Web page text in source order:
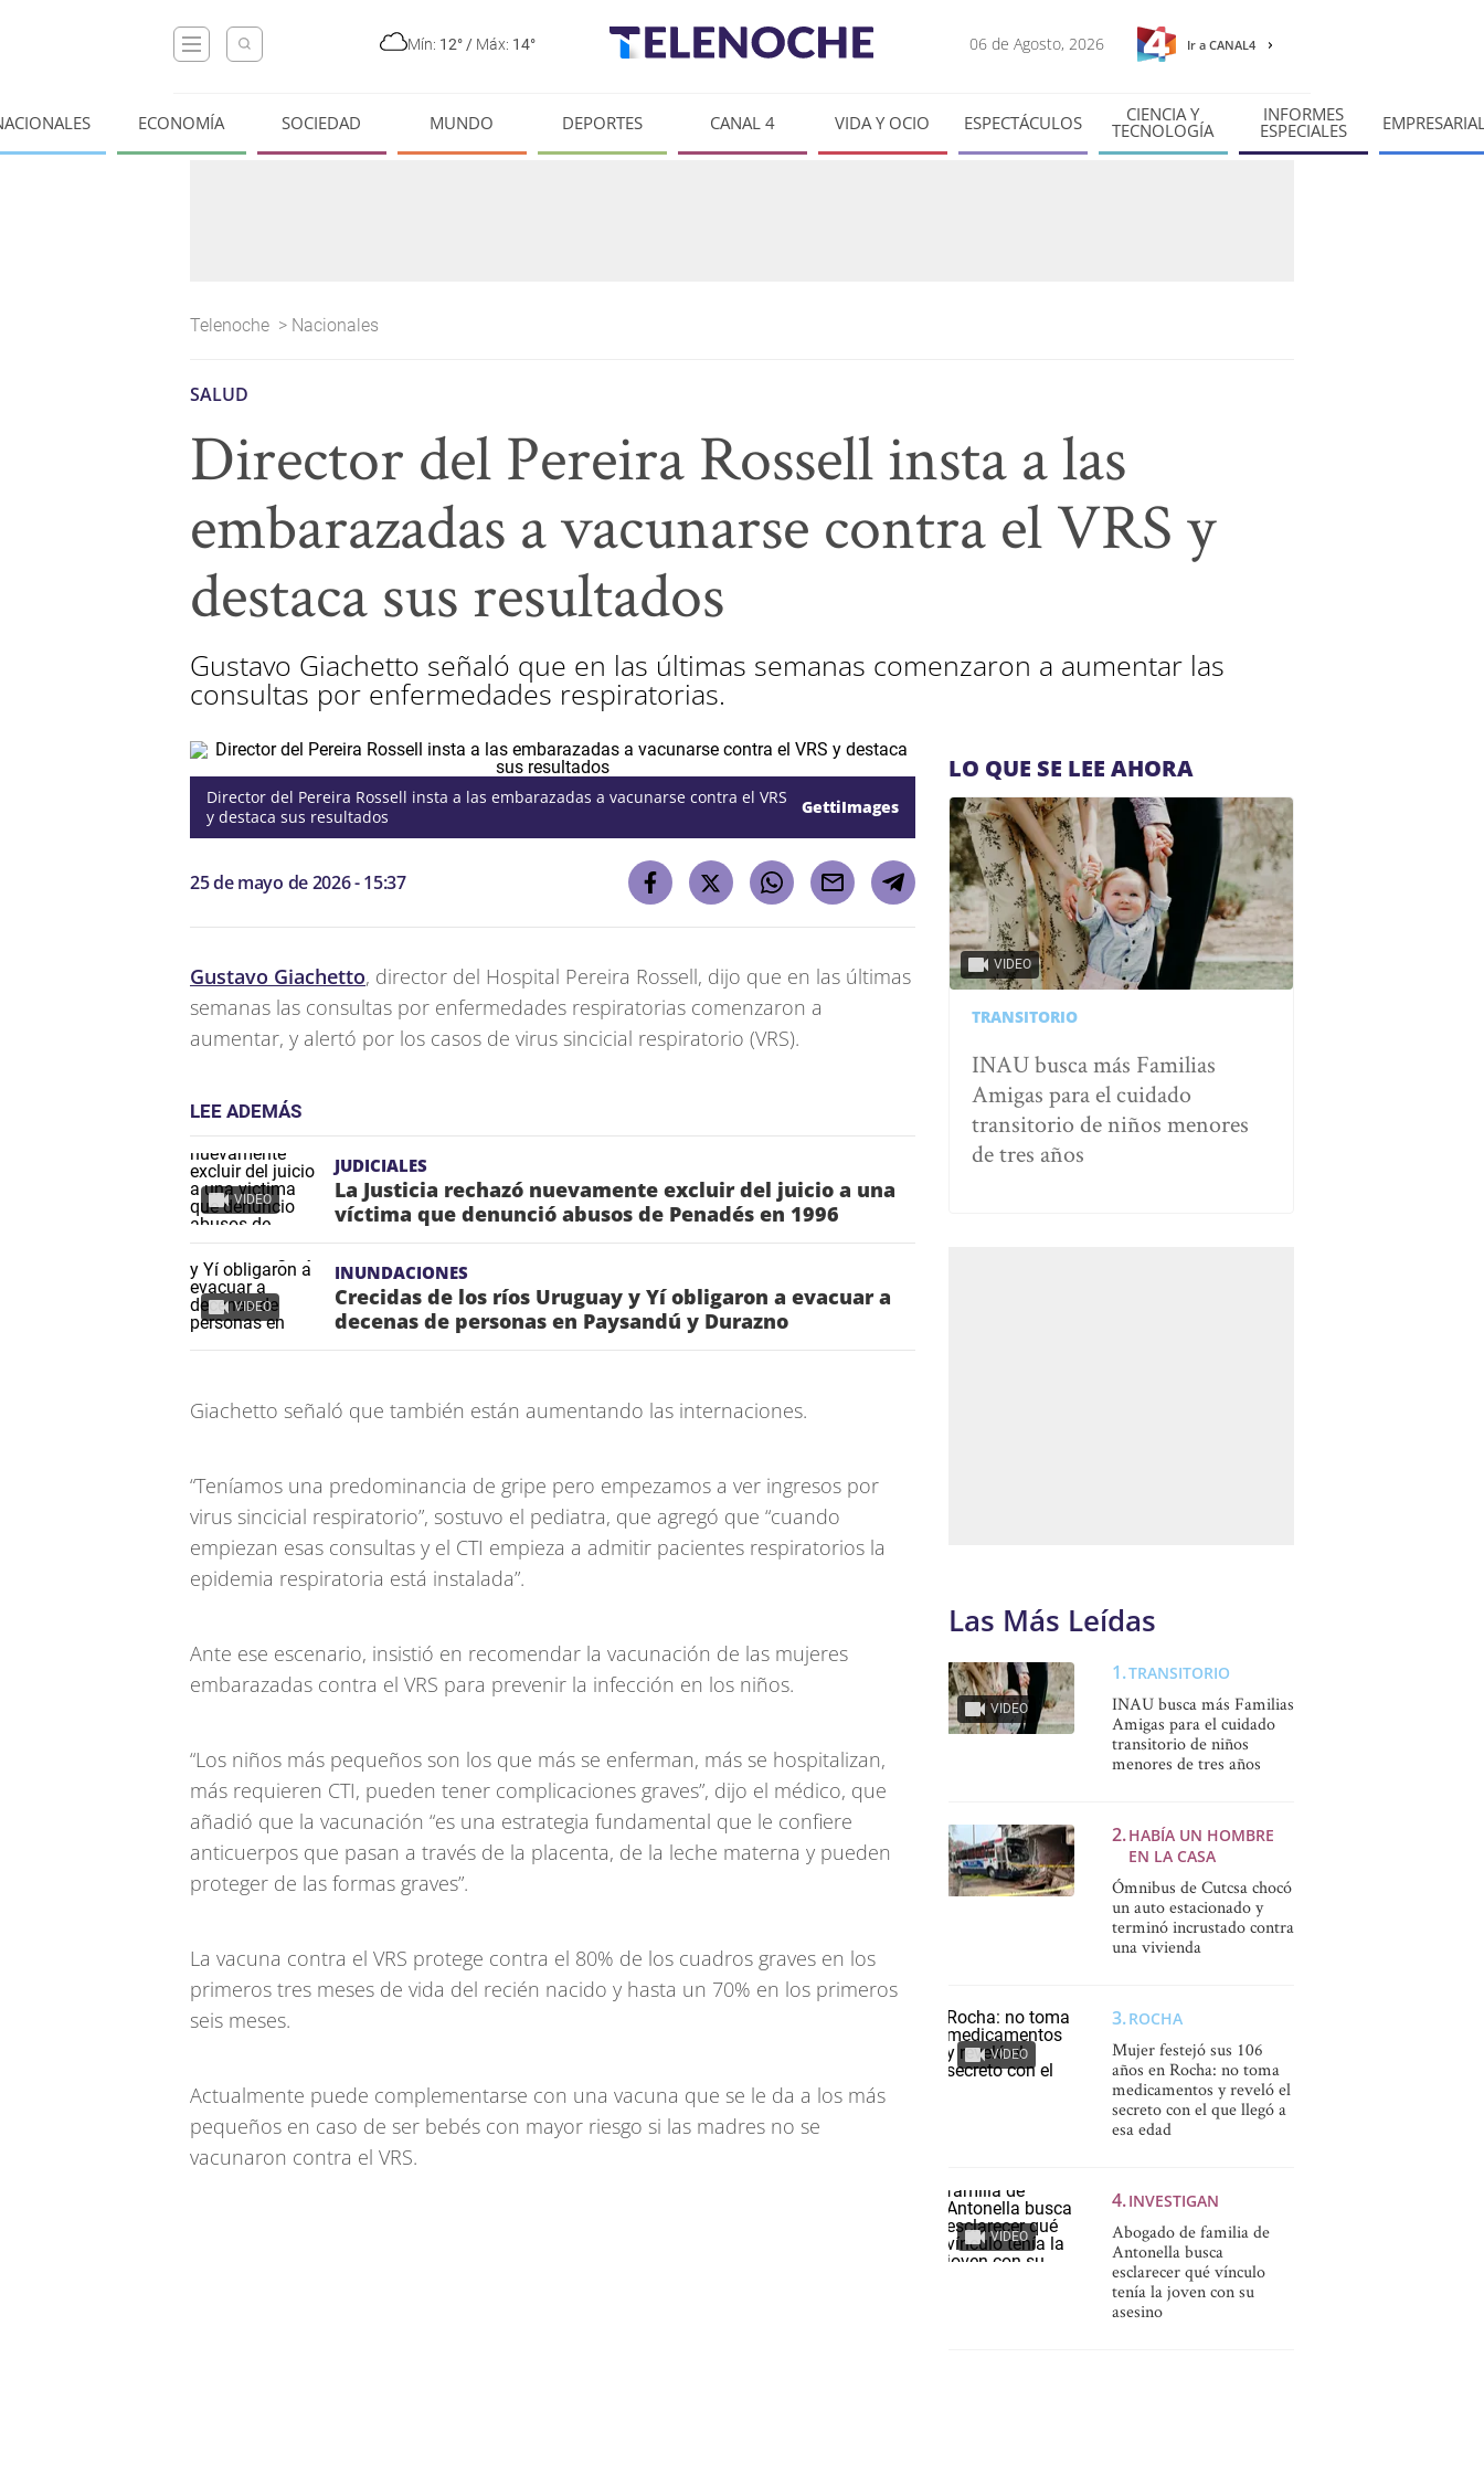
Mín: 12° / Máx: 14° 06 de Agosto, 2026 Ir a CANAL4
ECONOMÍA SOCIEDAD MUNDO DEPORTES CANAL 4 VIDA Y OCIO ESPECTÁCULOS CIENCIA Y
TECNOLOGÍA
INFORMES
ESPECIALES
Telenoche > Nacionales
SALUD
Director del Pereira Rossell insta a las
embarazadas a vacunarse contra el VRS y
destaca sus resultados
Gustavo Giachetto señaló que en las últimas semanas comenzaron a aumentar las
consultas por enfermedades respiratorias.
Director del Pereira Rossell insta a las embarazadas a vacunarse contra el VRS
y destaca sus resultados
GettiImages
25 de mayo de 2026 - 15:37
Gustavo Giachetto, director del Hospital Pereira Rossell, dijo que en las últimas
semanas las consultas por enfermedades respiratorias comenzaron a
aumentar, y alertó por los casos de virus sincicial respiratorio (VRS).
LEE ADEMÁS
VIDEO
JUDICIALES
La Justicia rechazó nuevamente excluir del juicio a una
víctima que denunció abusos de Penadés en 1996
VIDEO
INUNDACIONES
Crecidas de los ríos Uruguay y Yí obligaron a evacuar a
decenas de personas en Paysandú y Durazno
Giachetto señaló que también están aumentando las internaciones.
“Teníamos una predominancia de gripe pero empezamos a ver ingresos por
virus sincicial respiratorio”, sostuvo el pediatra, que agregó que “cuando
empiezan esas consultas y el CTI empieza a admitir pacientes respiratorios la
epidemia respiratoria está instalada”.
Ante ese escenario, insistió en recomendar la vacunación de las mujeres
embarazadas contra el VRS para prevenir la infección en los niños.
“Los niños más pequeños son los que más se enferman, más se hospitalizan,
más requieren CTI, pueden tener complicaciones graves”, dijo el médico, que
añadió que la vacunación “es una estrategia fundamental que le confiere
anticuerpos que pasan a través de la placenta, de la leche materna y pueden
proteger de las formas graves”.
La vacuna contra el VRS protege contra el 80% de los cuadros graves en los
primeros tres meses de vida del recién nacido y hasta un 70% en los primeros
seis meses.
Actualmente puede complementarse con una vacuna que se le da a los más
pequeños en caso de ser bebés con mayor riesgo si las madres no se
vacunaron contra el VRS.
LO QUE SE LEE AHORA
VIDEO
TRANSITORIO
INAU busca más Familias
Amigas para el cuidado
transitorio de niños menores
de tres años
Las Más Leídas
VIDEO
TRANSITORIO
INAU busca más Familias
Amigas para el cuidado
transitorio de niños
menores de tres años
HABÍA UN HOMBRE
EN LA CASA
Ómnibus de Cutcsa chocó
un auto estacionado y
terminó incrustado contra
una vivienda
VIDEO
ROCHA
Mujer festejó sus 106
años en Rocha: no toma
medicamentos y reveló el
secreto con el que llegó a
esa edad
VIDEO
INVESTIGAN
Abogado de familia de
Antonella busca
esclarecer qué vínculo
tenía la joven con su
asesino